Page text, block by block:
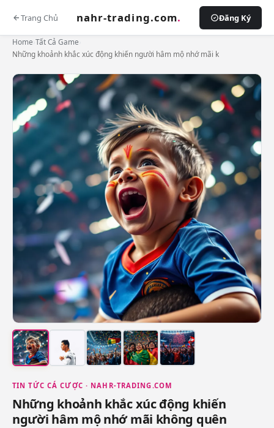
Trang Chủ nahr-trading.com. Đăng Ký
Home Tất Cả Game
Những khoảnh khắc xúc động khiến người hâm mộ nhớ mãi k
TIN TỨC CÁ CƯỢC · NAHR-TRADING.COM
Những khoảnh khắc xúc động khiến
người hâm mộ nhớ mãi không quên